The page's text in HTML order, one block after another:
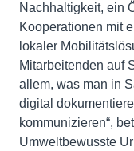
Nachhaltigkeit, ein
Kooperationen mit
lokaler
Mitarbeitenden auf
allem, was man in
digital
kommunizieren“,
Umweltbewusste